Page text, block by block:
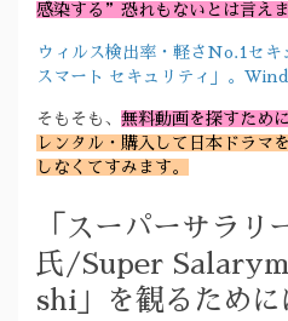
感染する”恐れもないとは言えま
ウィルス検出率・軽さNo.1セキ
スマート セキュリティ」。
そもそも、 無料動画を探すため
レンタル・購入して日本ドラマ
しなくてすみます。
「スーパーサラリ
氏/Super
shi」を観るために